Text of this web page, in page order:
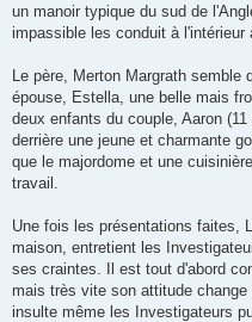
un manoir typique du sud de
impassible les conduit à l'intérieur
Le père, Merton Margrath semble
épouse, Estella, une belle mais
deux enfants du couple, Aaron
derrière une jeune et charmante
que le majordome et une
travail.
Une fois les présentations faites,
maison, entretient les
ses craintes. Il est tout d'abord
mais très vite son attitude
insulte même les Investigateurs